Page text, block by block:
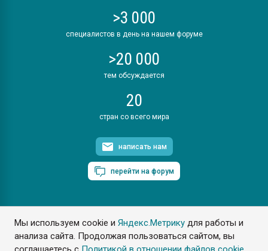
Мы используем cookie иЯндекс.Метрику для работы и
анализа сайта. Продолжая пользоваться сайтом, вы
>3 000
специалистов в день на нашем форуме
>20 000
тем обсуждается
20
стран со всего мира
написать нам
перейти на форум
ПластЭксперт © 2006. Все права защищены
Разрешается копирование материалов сайта с обязательной
ссылкой на www.e-plastic.ru